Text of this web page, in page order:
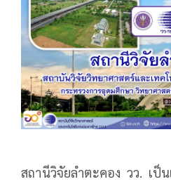
สถานีวิจัยลำตะคอง วว. เป็